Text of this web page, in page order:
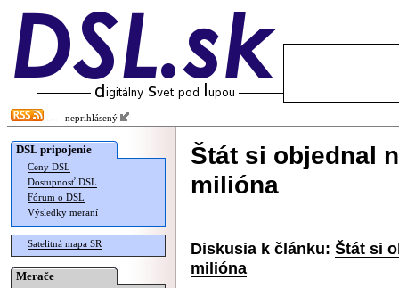
neprihlásený
DSL pripojenie
Ceny DSL
Dostupnosť DSL
Fórum o DSL
Výsledky meraní
Satelitná mapa SR
Merače
Štát si objednal
milióna
Diskusia k článku: Štát si
milióna